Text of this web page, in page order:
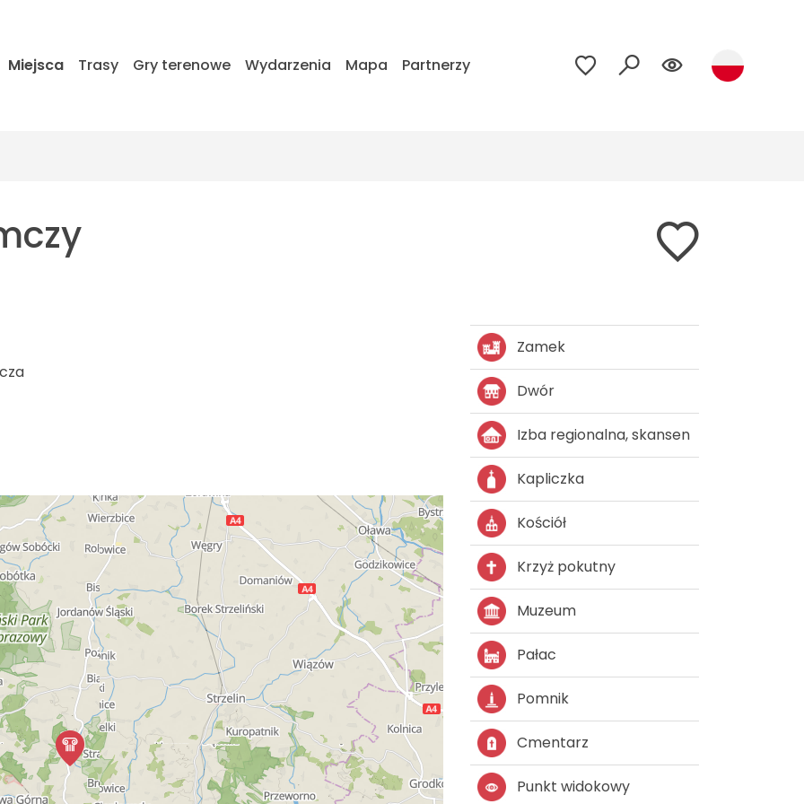
Miejsca Trasy Gry terenowe Wydarzenia Mapa Partnerzy
Zamek
Dwór
Izba regionalna, skansen
Kapliczka
Kościół
Krzyż pokutny
Muzeum
Pałac
Pomnik
Cmentarz
Punkt widokowy